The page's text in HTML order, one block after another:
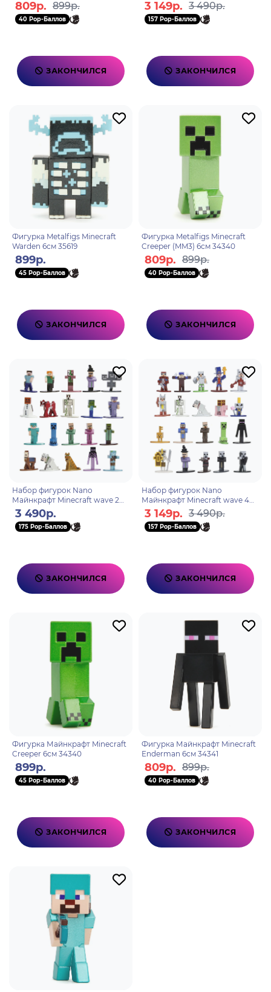
809р. 899р.
40 Pop-Баллов
ЗАКОНЧИЛСЯ
4см (18 шт) 34466
3 149р. 3 490р.
157 Pop-Баллов
ЗАКОНЧИЛСЯ
Фигурка Metalfigs Minecraft
Warden 6см 35619
899р.
45 Pop-Баллов
ЗАКОНЧИЛСЯ
Фигурка Metalfigs Minecraft
Creeper (MM3) 6см 34340
809р. 899р.
40 Pop-Баллов
ЗАКОНЧИЛСЯ
Набор фигурок Nano
Майнкрафт Minecraft wave 2
4см (20 шт) 30770
3 490р.
175 Pop-Баллов
ЗАКОНЧИЛСЯ
Набор фигурок Nano
Майнкрафт Minecraft wave 4
4см (20 шт) 32329
3 149р. 3 490р.
157 Pop-Баллов
ЗАКОНЧИЛСЯ
Фигурка Майнкрафт Minecraft
Creeper 6см 34340
899р.
45 Pop-Баллов
ЗАКОНЧИЛСЯ
Фигурка Майнкрафт Minecraft
Enderman 6см 34341
809р. 899р.
40 Pop-Баллов
ЗАКОНЧИЛСЯ